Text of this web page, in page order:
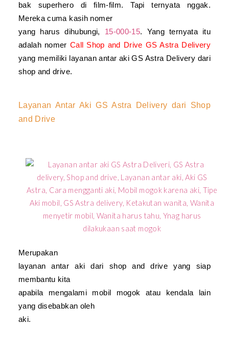
bak superhero di film-film. Tapi ternyata nggak.
Mereka cuma kasih nomer
yang harus dihubungi, 15-000-15. Yang ternyata itu
adalah nomer Call Shop and Drive GS Astra Delivery
yang memiliki layanan antar aki GS Astra Delivery dari
shop and drive.
Layanan Antar Aki GS Astra Delivery dari Shop
and Drive
Merupakan
layanan antar aki dari shopand
drive yang siap
membantu kita
apabila mengalami mobil mogok atau kendala lain
yang disebabkan oleh
aki.